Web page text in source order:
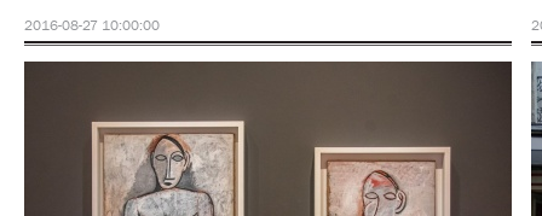
2016-08-27 10:00:00